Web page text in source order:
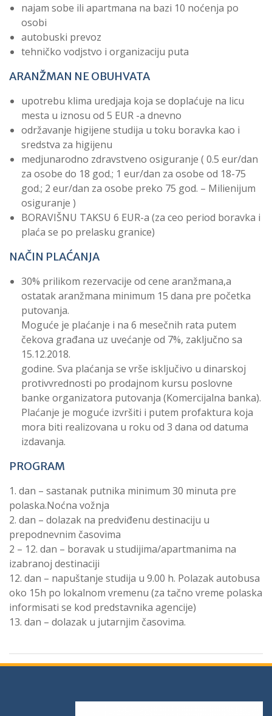
najam sobe ili apartmana na bazi 10 noćenja po
osobi
autobuski prevoz
tehničko vodjstvo i organizaciju puta
ARANŽMAN NE OBUHVATA
upotrebu klima uredjaja koja se doplaćuje na licu
mesta u iznosu od 5 EUR -a dnevno
održavanje higijene studija u toku boravka kao i
sredstva za higijenu
medjunarodno zdravstveno osiguranje ( 0.5 eur/dan
za osobe do 18 god.; 1 eur/dan za osobe od 18-75
god.; 2 eur/dan za osobe preko 75 god. – Milienijum
osiguranje )
BORAVIŠNU TAKSU 6 EUR-a (za ceo period boravka i
plaća se po prelasku granice)
NAČIN PLAĆANJA
30% prilikom rezervacije od cene aranžmana,a
ostatak aranžmana minimum 15 dana pre početka
putovanja.
Moguće je plaćanje i na 6 mesečnih rata putem
čekova građana uz uvećanje od 7%, zaključno sa
15.12.2018.
godine. Sva plaćanja se vrše isključivo u dinarskoj
protivvrednosti po prodajnom kursu poslovne
banke organizatora putovanja (Komercijalna banka).
Plaćanje je moguće izvršiti i putem profaktura koja
mora biti realizovana u roku od 3 dana od datuma
izdavanja.
PROGRAM
1. dan – sastanak putnika minimum 30 minuta pre
polaska.Noćna vožnja
2. dan – dolazak na predviđenu destinaciju u
prepodnevnim časovima
2 – 12. dan – boravak u studijima/apartmanima na
izabranoj destinaciji
12. dan – napuštanje studija u 9.00 h. Polazak autobusa
oko 15h po lokalnom vremenu (za tačno vreme polaska
informisati se kod predstavnika agencije)
13. dan – dolazak u jutarnjim časovima.